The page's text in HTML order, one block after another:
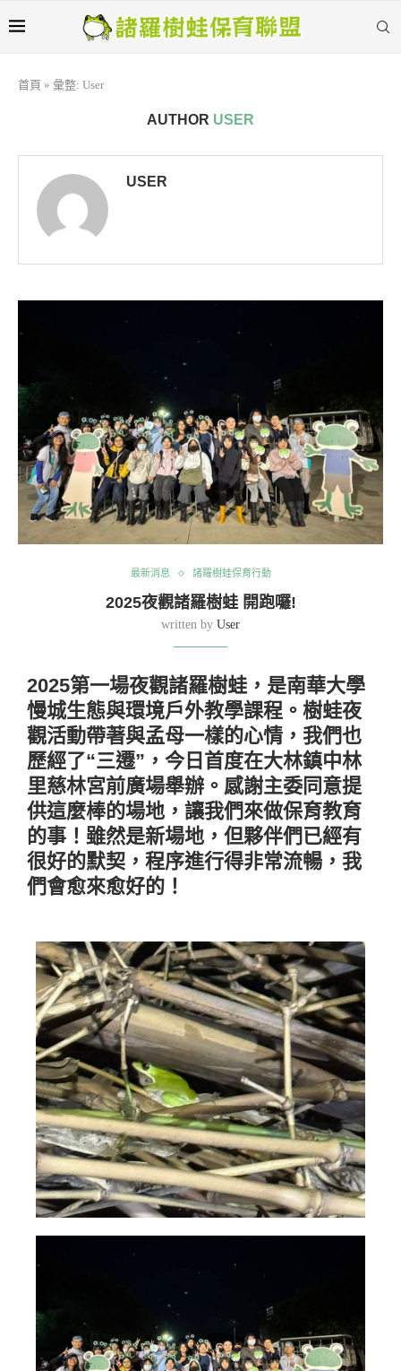
首頁 » 彙整: User
AUTHOR USER
USER
最新消息 諸羅樹蛙保育行動
2025夜觀諸羅樹蛙 開跑囉!
written by User
2025第一場夜觀諸羅樹蛙，是南華大學
慢城生態與環境戶外教學課程。樹蛙夜
觀活動帶著與孟母一樣的心情，我們也
歷經了“三遷”，今日首度在大林鎮中林
里慈林宮前廣場舉辦。感謝主委同意提
供這麼棒的場地，讓我們來做保育教育
的事！雖然是新場地，但夥伴們已經有
很好的默契，程序進行得非常流暢，我
們會愈來愈好的！